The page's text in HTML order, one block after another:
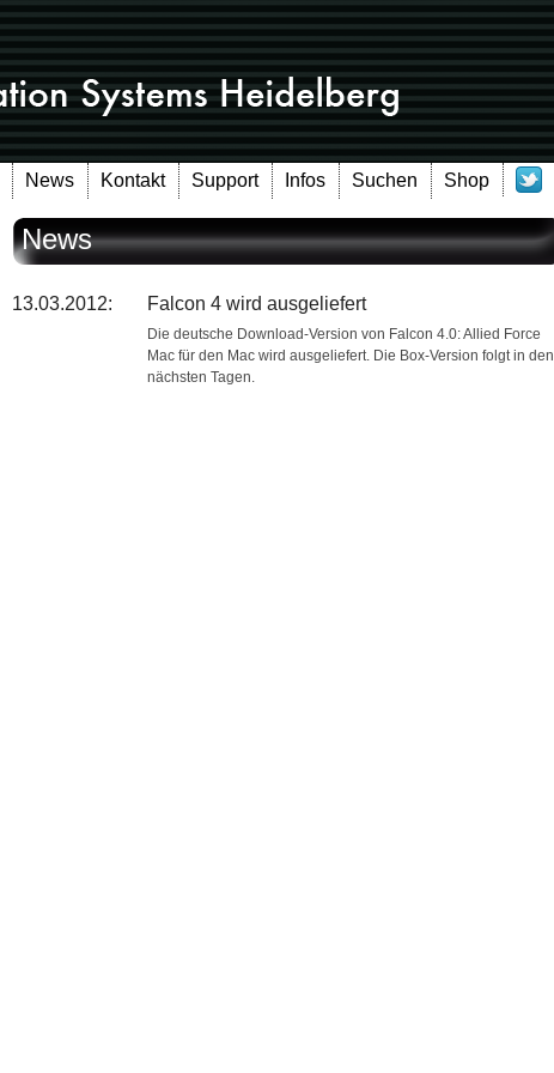
News Kontakt Support Infos Suchen Shop
News
13.03.2012: Falcon 4 wird ausgeliefert
Die deutsche Download-Version von Falcon 4.0: Allied Force
Mac für den Mac wird ausgeliefert. Die Box-Version folgt in den
nächsten Tagen.